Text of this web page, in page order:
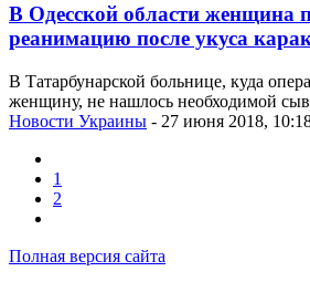
В Одесской области женщина
реанимацию после укуса
В Татарбунарской больнице, куда
женщину, не нашлось необходимой
Новости Украины - 27 июня 2018,
1
2
Полная версия сайта